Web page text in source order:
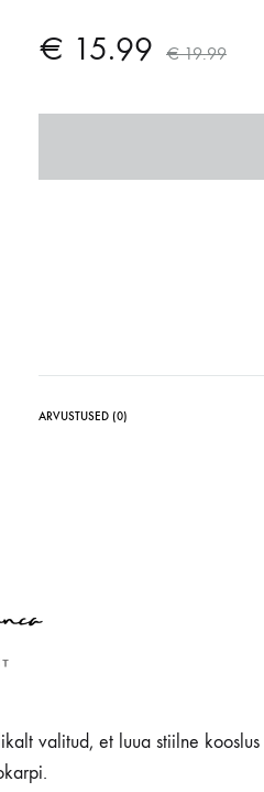
€ 15.99 €19.99
ARVUSTUSED (0)
valitud, et luua stiilne